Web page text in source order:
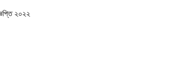
২০২২